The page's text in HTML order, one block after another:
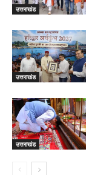
उत्तराखंड
उत्तराखंड
उत्तराखंड